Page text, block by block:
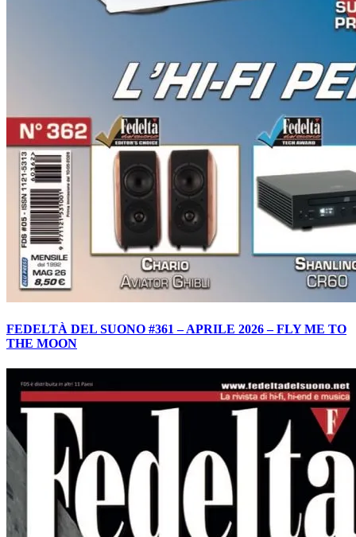
FEDELTÀ DEL SUONO #361 – APRILE 2026 – FLY ME TO
THE MOON